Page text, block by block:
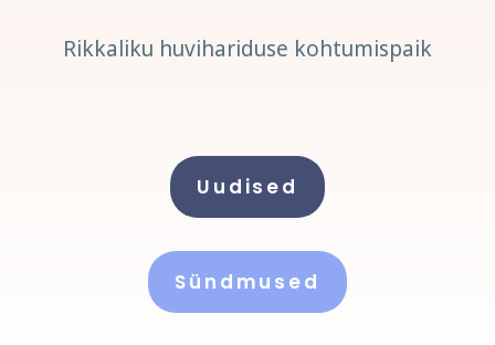
Rikkaliku huvihariduse kohtumispaik
Uudised
Sündmused